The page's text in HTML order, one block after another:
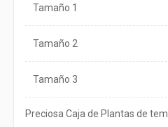
Tamaño 1
Tamaño 2
Tamaño 3
Preciosa Caja de Plantas de